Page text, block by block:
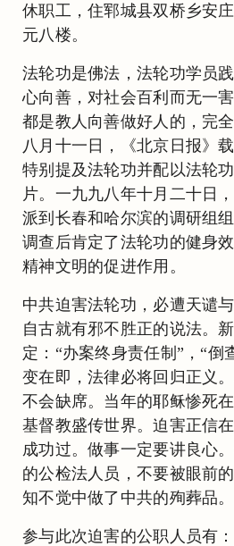
休职工，住郓城县双桥乡安
元八楼。
法轮功是佛法，法轮功学员
心向善，对社会百利而无一
都是教人向善做好人的，完
八月十一日，《北京日报》
特别提及法轮功并配以法轮
片。一九九八年十月二十日
派到长春和哈尔滨的调研组
调查后肯定了法轮功的健身
精神文明的促进作用。
中共迫害法轮功，必遭天谴
自古就有邪不胜正的说法。
定：“办案终身责任制”，“倒
变在即，法律必将回归正义
不会缺席。当年的耶稣惨死
基督教盛传世界。迫害正信
成功过。做事一定要讲良心
的公检法人员，不要被眼前
知不觉中做了中共的殉葬品。
参与此次迫害的公职人员有：